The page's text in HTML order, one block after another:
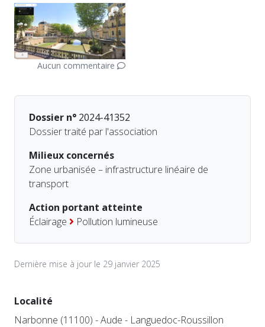
Aucun commentaire
Dossier n° 2024-41352
Dossier traité par l'association
Milieux concernés
Zone urbanisée – infrastructure linéaire de
transport
Action portant atteinte
Éclairage
Pollution lumineuse
Dernière mise à jour le 29 janvier 2025
Localité
Narbonne (11100) - Aude - Languedoc-Roussillon